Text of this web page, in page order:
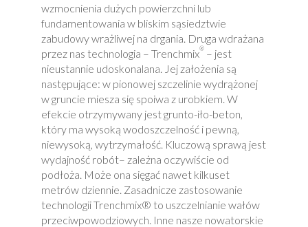
wzmocnienia dużych powierzchni lub
fundamentowania w bliskim sąsiedztwie
zabudowy wrażliwej na drgania. Druga wdrażana
przez nas technologia – Trenchmix®– jest
nieustannie udoskonalana. Jej założenia są
następujące: w pionowej szczelinie wydrążonej
w gruncie miesza się spoiwa z urobkiem. W
efekcie otrzymywany jest grunto-iło-beton,
który ma wysoką wodoszczelność i pewną,
niewysoką, wytrzymałość. Kluczową sprawą jest
wydajność robót– zależna oczywiście od
podłoża. Może ona sięgać nawet kilkuset
metrów dziennie. Zasadnicze zastosowanie
technologii Trenchmix® to uszczelnianie wałów
przeciwpowodziowych. Inne nasze nowatorskie